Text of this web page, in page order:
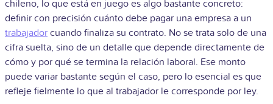
chileno, lo que está en juego es algo bastante concreto:
definir con precisión cuánto debe pagar una empresa a un
trabajador cuando finaliza su contrato. No se trata solo de una
cifra suelta, sino de un detalle que depende directamente de
cómo y por qué se termina la relación laboral. Ese monto
puede variar bastante según el caso, pero lo esencial es que
refleje fielmente lo que al trabajador le corresponde por ley.